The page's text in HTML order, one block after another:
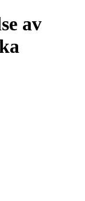
av